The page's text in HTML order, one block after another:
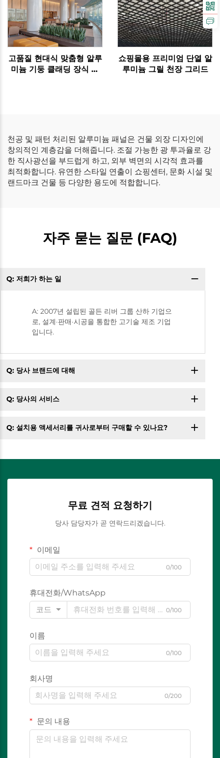
고품질 현대식 맞춤형 알루
미늄 기둥 클래딩 장식 및
쇼핑몰용 프리미엄 단열 알
루미늄 그릴 천장 그리드
천공 및 패턴 처리된 알루미늄 패널은 건물 외장 디자인에
창의적인 계층감을 더해줍니다. 조절 가능한 광 투과율로 강
한 직사광선을 부드럽게 하고, 외부 벽면의 시각적 효과를
최적화합니다. 유연한 스타일 연출이 쇼핑센터, 문화 시설 및
랜드마크 건물 등 다양한 용도에 적합합니다.
자주 묻는 질문 (FAQ)
Q: 저희가 하는 일
A: 2007년 설립된 골든 리버 그룹 산하 기업으
로, 설계·판매·시공을 통합한 고기술 제조 기업
입니다.
Q: 당사 브랜드에 대해
Q: 당사의 서비스
Q: 설치용 액세서리를 귀사로부터 구매할 수 있나요?
무료 견적 요청하기
당사 담당자가 곧 연락드리겠습니다.
이메일
0/100
휴대전화/WhatsApp
코드
0/100
이름
0/100
회사명
0/200
문의 내용